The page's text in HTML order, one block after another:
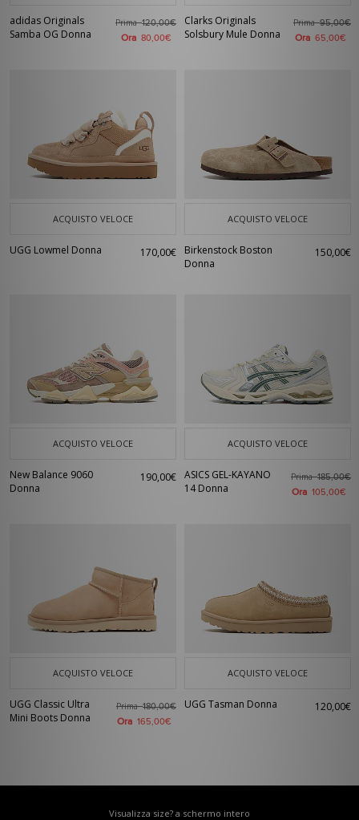
adidas Originals
Samba OG Donna
Prima120,00€
Ora 80,00€
Clarks Originals
Solsbury Mule Donna
Prima95,00€
Ora 65,00€
ACQUISTO VELOCE
UGG Lowmel Donna 170,00€
ACQUISTO VELOCE
Birkenstock Boston
Donna
150,00€
ACQUISTO VELOCE
New Balance 9060
Donna
190,00€
ACQUISTO VELOCE
ASICS GEL-KAYANO
14 Donna
Prima185,00€
Ora 105,00€
ACQUISTO VELOCE
UGG Classic Ultra
Mini Boots Donna
Prima180,00€
Ora 165,00€
ACQUISTO VELOCE
UGG Tasman Donna 120,00€
Visualizza size? a schermo intero